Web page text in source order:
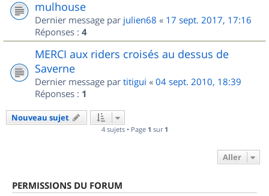
mulhouse
Dernier message par julien68 « 17 sept. 2017, 17:16
Réponses : 4
MERCI aux riders croisés au dessus de
Saverne
Dernier message par titigui « 04 sept. 2010, 18:39
Réponses : 1
Nouveau sujet
4 sujets • Page 1 sur 1
Aller
PERMISSIONS DU FORUM